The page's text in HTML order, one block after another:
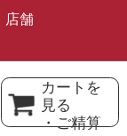
カートを
見る
・ご精算
店舗
Reserved.